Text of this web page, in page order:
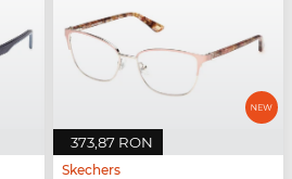
373,87 RON
Skechers